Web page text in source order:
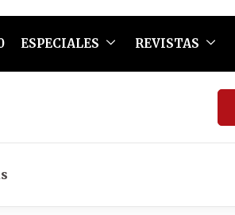
ESPECIALES REVISTAS